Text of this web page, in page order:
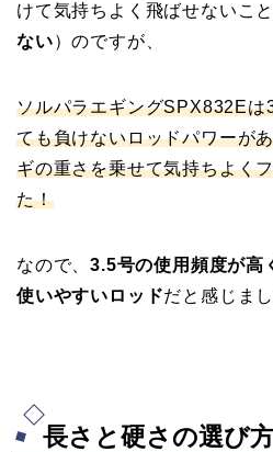
けて気持ちよく飛ばせないこ
ない）のですが、
ソルパラエギングSPX832Eは
ても負けないロッドパワーが
ギの重さを乗せて気持ちよく
た！
なので、3.5号の使用頻度が高
使いやすいロッドだと感じまし
長さと硬さの選び